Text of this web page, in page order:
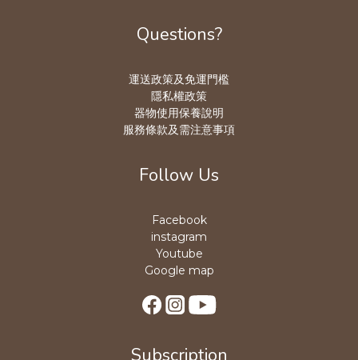
Questions?
運送政策及免運門檻
隱私權政策
器物使用保養說明
服務條款及需注意事項
Follow Us
Facebook
instagram
Youtube
Google map